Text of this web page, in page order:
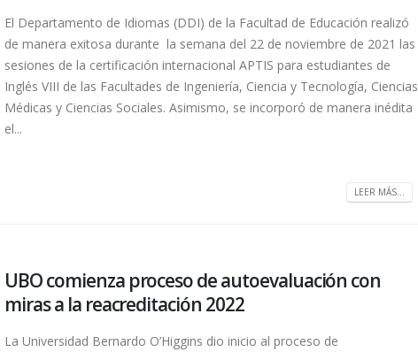
El Departamento de Idiomas (DDI) de la Facultad de Educación realizó
de manera exitosa durante la semana del 22 de noviembre de 2021 las
sesiones de la certificación internacional APTIS para estudiantes de
Inglés VIII de las Facultades de Ingeniería, Ciencia y Tecnología, Ciencias
Médicas y Ciencias Sociales. Asimismo, se incorporó de manera inédita
el...
LEER MÁS...
UBO comienza proceso de autoevaluación con
miras a la reacreditación 2022
La Universidad Bernardo O’Higgins dio inicio al proceso de